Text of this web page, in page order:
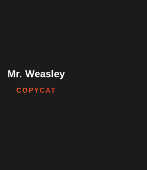
Mr. Weasley
COPYCAT